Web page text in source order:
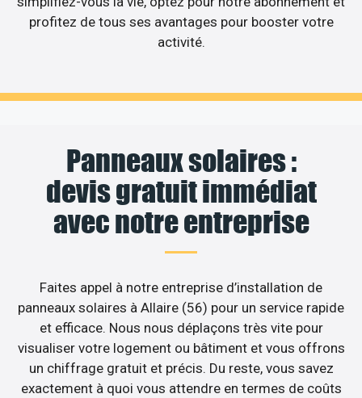
profitez de tous ses avantages pour booster votre
activité.
Panneaux solaires :
devis gratuit immédiat
avec notre entreprise
Faites appel à notre entreprise d’installation de
panneaux solaires à Allaire (56) pour un service rapide
et efficace. Nous nous déplaçons très vite pour
visualiser votre logement ou bâtiment et vous offrons
un chiffrage gratuit et précis. Du reste, vous savez
exactement à quoi vous attendre en termes de coûts